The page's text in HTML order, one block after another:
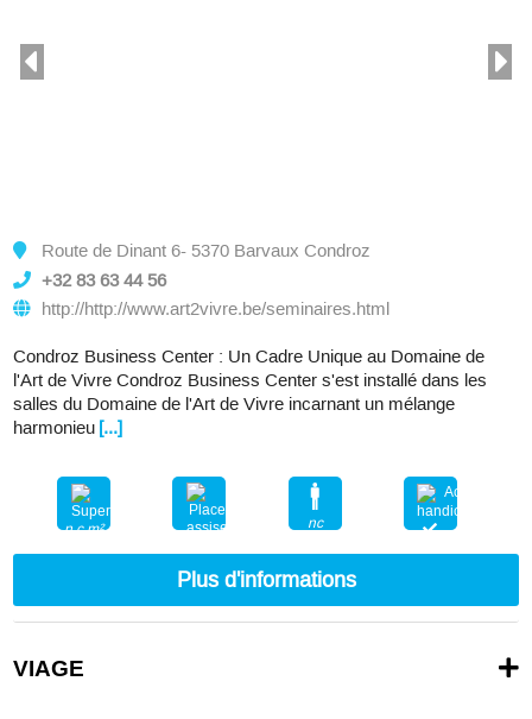
Route de Dinant 6- 5370 Barvaux Condroz
+32 83 63 44 56
http://http://www.art2vivre.be/seminaires.html
Condroz Business Center : Un Cadre Unique au Domaine de
l'Art de Vivre Condroz Business Center s'est installé dans les
salles du Domaine de l'Art de Vivre incarnant un mélange
harmonieu [...]
n.c.m²
nc
Plus d'informations
VIAGE